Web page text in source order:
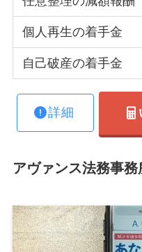
個人再生の着手金
自己破産の着手金
詳細
アヴァンス法務事務